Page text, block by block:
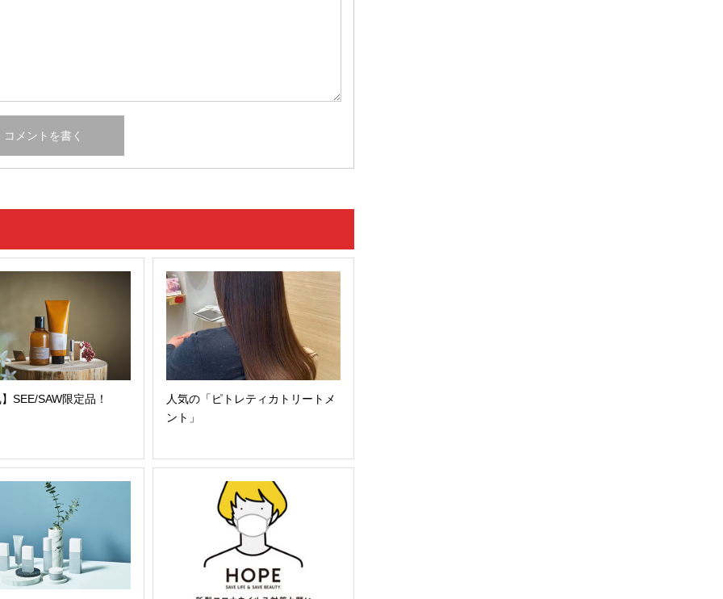
SEE/SAW限定品！
人気の「ピトレティカトリートメ
ント」